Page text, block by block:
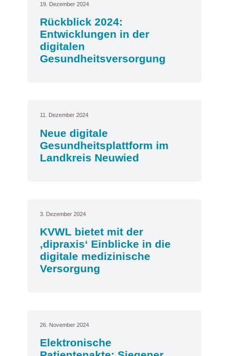
19. Dezember 2024
Rückblick 2024:
Entwicklungen in der
digitalen
Gesundheitsversorgung
11. Dezember 2024
Neue digitale
Gesundheitsplattform im
Landkreis Neuwied
3. Dezember 2024
KVWL bietet mit der
‚dipraxis‘ Einblicke in die
digitale medizinische
Versorgung
26. November 2024
Elektronische